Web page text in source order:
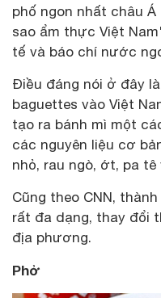
phố ngon nhất châu Á
sao ẩm thực Việt
tế và báo chí nước
Điều đáng nói ở đây
baguettes vào Việt
tạo ra bánh mì một
các nguyên liệu cơ
nhỏ, rau ngò, ớt, pa tê
Cũng theo CNN,
rất đa dạng, thay đổi
địa phương.
Phở